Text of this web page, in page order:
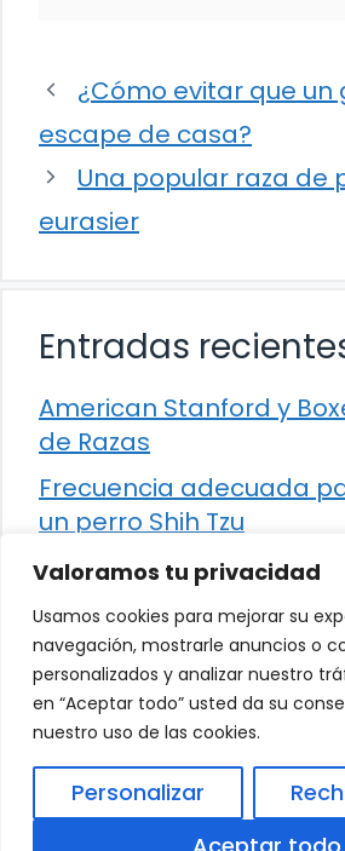
Valoramos tu privacidad
Usamos cookies para mejorar su
navegación, mostrarle anuncios o
personalizados y analizar nuestro
en “Aceptar todo” usted da su
nuestro uso de las cookies.
Personalizar
¿Cómo evitar que un
escape de casa?
Una popular raza de
eurasier
Entradas
American Stanford y
de Razas
Frecuencia adecuada
un perro Shih Tzu
Comparación entre
Spark Streaming
Cómo detener la diarrea
¿Los frutos rojos son
que los perros los
Política de Privacidad